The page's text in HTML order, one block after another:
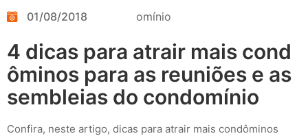
01/08/2018
omínio
4 dicas para atrair mais cond
ôminos para as reuniões e as
sembleias do condomínio
Confira, neste artigo, dicas para atrair mais condôminos